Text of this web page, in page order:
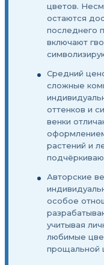
цветов.
остаются
последнего
включают
Средний
сложные
оттенков и
венки
растений и
Авторские
особое
учитывая
любимые
прощальной